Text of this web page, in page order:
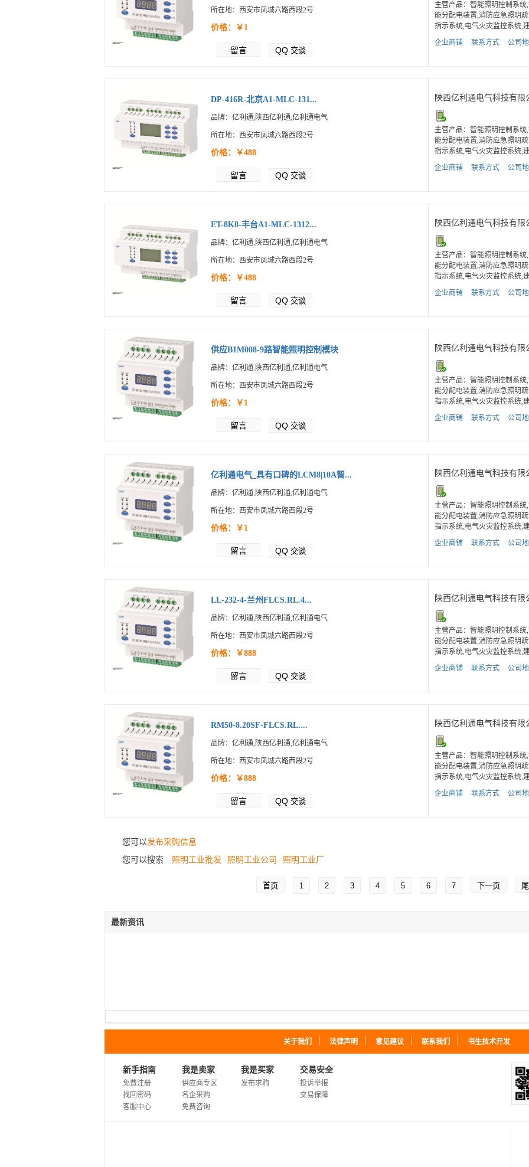
所在地：西安市凤城六路西段2号
价格：￥1
留言 QQ 交谈
主营产品：智能照明控制系统
能分配电装置,消防应急照明
指示系统,电气火灾监控系统,
企业商铺
联系方式 公司
DP-416R-北京A1-MLC-131...
品牌：亿利通,陕西亿利通,亿利通电气
所在地：西安市凤城六路西段2号
价格：￥488
留言 QQ 交谈
陕西亿利通电气科技有限
主营产品：智能照明控制系统
能分配电装置,消防应急照明
指示系统,电气火灾监控系统,
企业商铺
联系方式 公司
ET-8K8-丰台A1-MLC-1312...
品牌：亿利通,陕西亿利通,亿利通电气
所在地：西安市凤城六路西段2号
价格：￥488
留言 QQ 交谈
陕西亿利通电气科技有限
主营产品：智能照明控制系统
能分配电装置,消防应急照明
指示系统,电气火灾监控系统,
企业商铺
联系方式 公司
供应B1M008-9路智能照明控制模块
品牌：亿利通,陕西亿利通,亿利通电气
所在地：西安市凤城六路西段2号
价格：￥1
留言 QQ 交谈
陕西亿利通电气科技有限
主营产品：智能照明控制系统
能分配电装置,消防应急照明
指示系统,电气火灾监控系统,
企业商铺
联系方式 公司
亿利通电气_具有口碑的LCM8|10A智...
品牌：亿利通,陕西亿利通,亿利通电气
所在地：西安市凤城六路西段2号
价格：￥1
留言 QQ 交谈
陕西亿利通电气科技有限
主营产品：智能照明控制系统
能分配电装置,消防应急照明
指示系统,电气火灾监控系统,
企业商铺
联系方式 公司
LL-232-4-兰州FLCS.RL.4...
品牌：亿利通,陕西亿利通,亿利通电气
所在地：西安市凤城六路西段2号
价格：￥888
留言 QQ 交谈
陕西亿利通电气科技有限
主营产品：智能照明控制系统
能分配电装置,消防应急照明
指示系统,电气火灾监控系统,
企业商铺
联系方式 公司
RM50-8.20SF-FLCS.RL....
品牌：亿利通,陕西亿利通,亿利通电气
所在地：西安市凤城六路西段2号
价格：￥888
留言 QQ 交谈
陕西亿利通电气科技有限
主营产品：智能照明控制系统
能分配电装置,消防应急照明
指示系统,电气火灾监控系统,
企业商铺
联系方式 公司
您可以发布采购信息
您可以搜索
照明工业批发 照明工业公司 照明工业厂
首页 1 2 3 4 5 6 7 下一页
最新资讯
关于我们 法律声明 意见建议 联系我们 书生技术开发
新手指南
免费注册
找回密码
客服中心
我是卖家
供应商专区
名企采购
免费咨询
我是买家
发布求购
交易安全
投诉举报
交易保障